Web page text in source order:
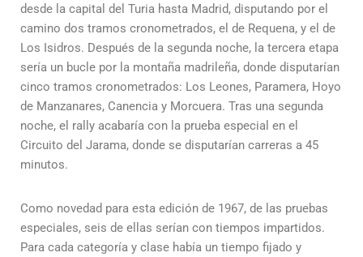
desde la capital del Turia hasta Madrid, disputando por el
camino dos tramos cronometrados, el de Requena, y el de
Los Isidros. Después de la segunda noche, la tercera etapa
sería un bucle por la montaña madrileña, donde disputarían
cinco tramos cronometrados: Los Leones, Paramera, Hoyo
de Manzanares, Canencia y Morcuera. Tras una segunda
noche, el rally acabaría con la prueba especial en el
Circuito del Jarama, donde se disputarían carreras a 45
minutos.
Como novedad para esta edición de 1967, de las pruebas
especiales, seis de ellas serían con tiempos impartidos.
Para cada categoría y clase había un tiempo fijado y